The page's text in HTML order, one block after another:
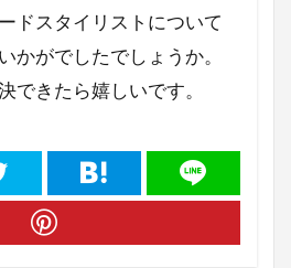
ドスタイリストについて
かがでしたでしょうか。
できたら嬉しいです。